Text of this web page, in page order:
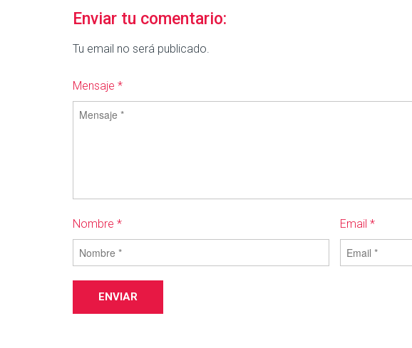
Enviar tu comentario:
Tu email no será publicado.
Mensaje *
Nombre * Email *